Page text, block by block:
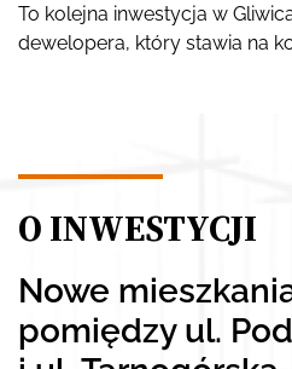
To kolejna inwestycja w
dewelopera, który stawia na
O INWESTYCJI
Nowe
pomiędzy ul.